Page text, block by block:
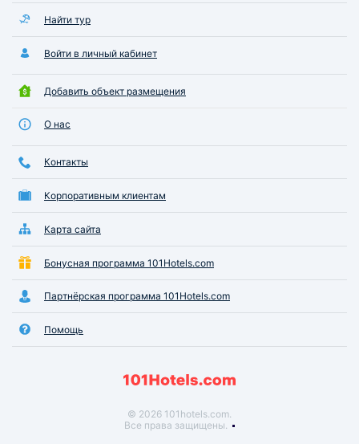
Найти тур
Войти в личный кабинет
Добавить объект размещения
О нас
Контакты
Корпоративным клиентам
Карта сайта
Бонусная программа 101Hotels.com
Партнёрская программа 101Hotels.com
Помощь
© 2026 101hotels.com.
Все права защищены.